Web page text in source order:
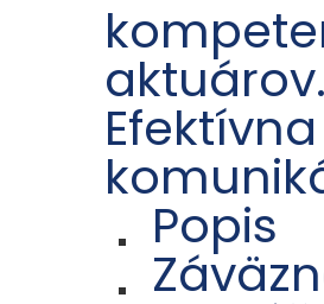
aktuárov.
Efektívna
Popis